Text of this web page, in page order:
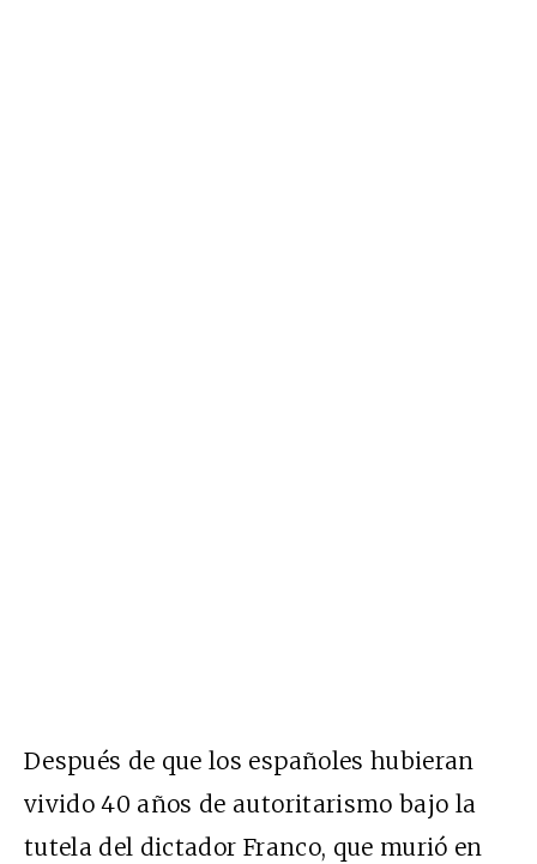
Después de que los españoles hubieran
vivido 40 años de autoritarismo bajo la
tutela del dictador Franco, que murió en